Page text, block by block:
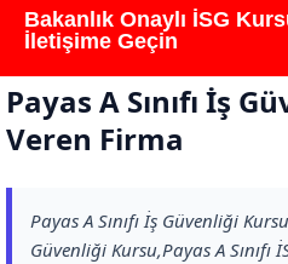
Bakanlık Onaylı İSG
İletişime Geçin
Payas A Sınıfı İş
Veren Firma
Payas A Sınıfı İş Güvenliği
Güvenliği Kursu,Payas A Sınıfı